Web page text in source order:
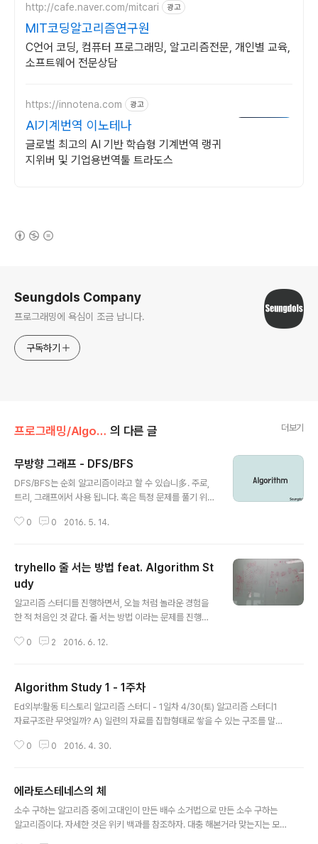
http://cafe.naver.com/mitcari 광고
MIT코딩알고리즘연구원
C언어 코딩, 컴퓨터 프로그래밍, 알고리즘전문, 개인별 교육,
소프트웨어 전문상담
https://innotena.com 광고
AI기계번역 이노테나
글로벌 최고의 AI 기반 학습형 기계번역 랭귀
지위버 및 기업용번역툴 트라도스
Seungdols Company
프로그래밍에 욕심이 조금 납니다.
구독하기
프로그래밍/Algorithm 의 다른 글 더보기
무방향 그래프 - DFS/BFS
DFS/BFS는 순회 알고리즘이라고 할 수 있습니多. 주로,
트리, 그래프에서 사용 됩니다. 혹은 특정 문제를 풀기 위한
며 한국어로는 깊이 우선 탐색이라고 합니다. 즉, 무조건 깊
대로 너비를 우선적으로 탐색하죠. 뭐든 말로는 제일 쉽
죠…(개발자는 힘드렁…) 아래 소스는 DFS/BFS 문제에 대
한 풀이입니다. https://www.acmicpc.net/problem/
1260 물론 이 문제를 풀기 위해선 아래의 코드를 살짝 손
0 0 2016. 5. 14.
tryhello 줄 서는 방법 feat. Algorithm St
udy
알고리즘 스터디를 진행하면서, 오늘 처럼 놀라운 경험을
한 적 처음인 것 같다. 줄 서는 방법 이라는 문제를 진행하
2분이서 새로운 효율적인 생각? 알고리즘 설계를 하셨다.
다.이 때 각각의 사람들에게 번호를 매겨서 줄을 서는 방법
을 표시합니다. 예를들어 [1,2,3,4]는 1번 사람이 제일 앞
에, 2번 사람이 2두번째에... 서 있는 상태를 나타냅니다.이
로 줄을 세우는 방법을 찾아 보려고 합니다.예를 들어 3명
0 2 2016. 6. 12.
Algorithm Study 1 - 1주차
Ed외부:활동 티스토리 알고리즘 스터디 - 1일차 4/30(토) 알고리즘 스터디1
자료구조란 무엇일까? A) 일련의 자료를 집합형태로 쌓을 수 있는 구조를 말한
되는 것 처럼 ‘틀’이라고 생각 할 수 있다. 그런 의미로 볼 수 있다고 생각한다. 컴
다. 팀원) 사용하기 편하게 & 빠르게 만드는게 자료구조. - 효율성 위주 ( 목적성
위주로 생각해도 될 것 같다.) 자료구조를 왜 사용할까? A) 나는 프로그래머의
편의성인 것 같다. 우선 컴퓨터 프로그래밍에서 자료구조가 생긴 이유는..
0 0 2016. 4. 30.
에라토스테네스의 체
소수 구하는 알고리즘 중에 고대인이 만든 배수 소거법으로 만든 소수 구하는
알고리즘이다. 자세한 것은 위키 백과를 참조하자. 대충 해본거라 맞는지는 모